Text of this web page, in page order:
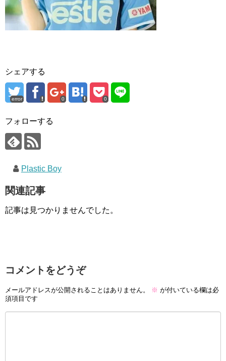
シェアする
error 0 0
フォローする
Plastic Boy
関連記事
記事は見つかりませんでした。
コメントをどうぞ
メールアドレスが公開されることはありません。 ※ が付いている欄は必
須項目です